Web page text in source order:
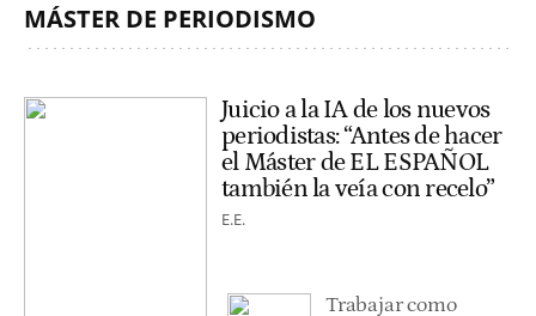
MÁSTER DE PERIODISMO
Juicio a la IA de los nuevos
periodistas: “Antes de hacer
el Máster de EL ESPAÑOL
también la veía con recelo”
E.E.
Trabajar como